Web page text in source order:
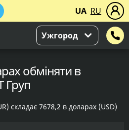
UA RU
Ужгород
обміняти в
Груп
складає 7678,2 в доларах (USD)